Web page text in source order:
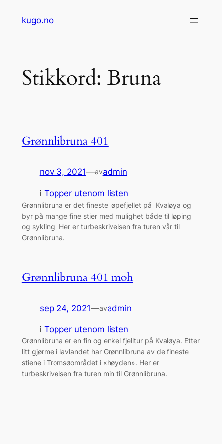
kugo.no
Stikkord: Bruna
Grønnlibruna 401
nov 3, 2021—avadmin
i Topper utenom listen
Grønnlibruna er det fineste løpefjellet på Kvaløya og
byr på mange fine stier med mulighet både til løping
og sykling. Her er turbeskrivelsen fra turen vår til
Grønnlibruna.
Grønnlibruna 401 moh
sep 24, 2021—avadmin
i Topper utenom listen
Grønnlibruna er en fin og enkel fjelltur på Kvaløya. Etter
litt gjørme i lavlandet har Grønnlibruna av de fineste
stiene i Tromsøområdet i «høyden». Her er
turbeskrivelsen fra turen min til Grønnlibruna.